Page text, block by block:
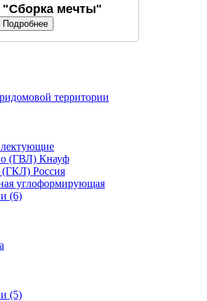
"Сборка мечты"
Подробнее
территории
(ГВЛ) Кнауф
(ГКЛ) Россия
углоформирующая
(6)
(5)